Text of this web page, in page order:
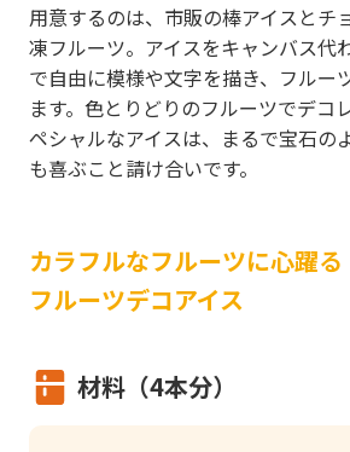
用意するのは、市販の棒アイスとチ
凍フルーツ。アイスをキャンバス代
で自由に模様や文字を描き、フルー
ます。色とりどりのフルーツでデコ
ペシャルなアイスは、まるで宝石
も喜ぶこと請け合いです。
カラフルなフルーツに心躍る
フルーツデコアイス
材料（4本分）